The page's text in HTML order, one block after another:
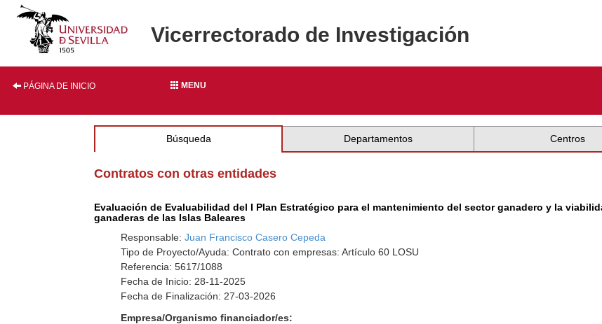
Vicerrectorado de Investigación
PÁGINA DE INICIO MENU
Búsqueda Departamentos Centros
Contratos con otras entidades
Evaluación de Evaluabilidad del I Plan Estratégico para el mantenimiento del sector ganadero y la
ganaderas de las Islas Baleares
Responsable:Juan Francisco Casero Cepeda
Tipo de Proyecto/Ayuda: Contrato con empresas: Artículo 60 LOSU
Referencia: 5617/1088
Fecha de Inicio: 28-11-2025
Fecha de Finalización: 27-03-2026
Empresa/Organismo financiador/es: